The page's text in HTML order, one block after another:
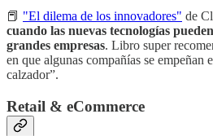
📕 "El dilema de los innovadores" de
cuando las nuevas tecnologías
grandes empresas. Libro super
en que algunas compañías se empeñan
calzador”.
Retail & eCommerce